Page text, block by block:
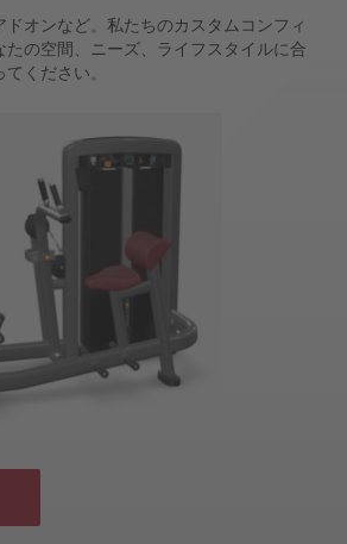
オンなど。私たちのカスタムコンフィ
たの空間、ニーズ、ライフスタイルに合
ください。